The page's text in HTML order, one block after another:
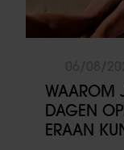
WAAROM
DAGEN
ERAAN